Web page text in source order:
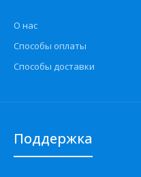
О нас
Способы оплаты
Способы доставки
Поддержка